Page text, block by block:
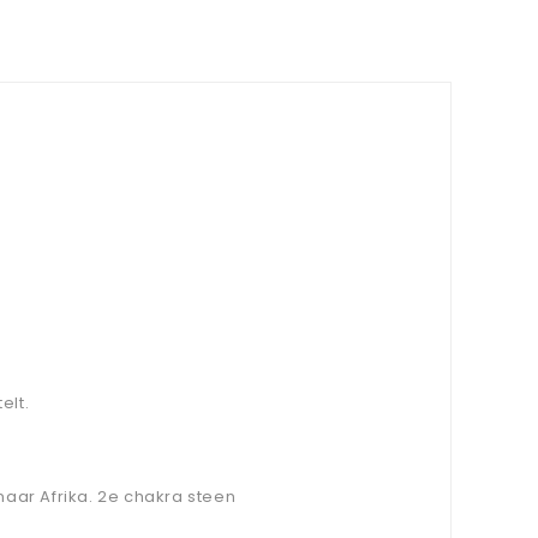
Afrika. 2e chakra steen